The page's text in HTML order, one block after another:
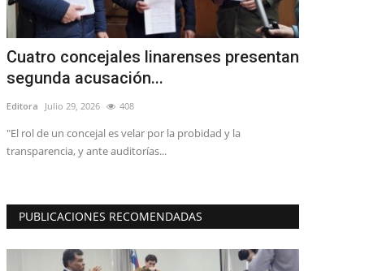
Cuatro concejales linarenses presentan
segunda acusación...
Editora Julio 29, 2026 408
"El rol de un concejal es velar por la probidad y la
transparencia, y ante auditorías...
PUBLICACIONES RECOMENDADAS